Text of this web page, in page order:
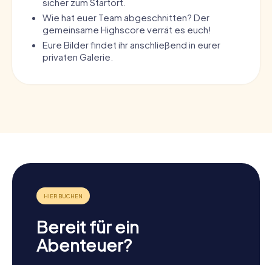
Wie hat euer Team abgeschnitten? Der
gemeinsame Highscore verrät es euch!
Eure Bilder findet ihr anschließend in eurer
privaten Galerie.
Bereit für ein
Abenteuer?